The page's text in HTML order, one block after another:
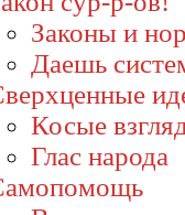
Законы и
Даешь
Косые
Глас народа